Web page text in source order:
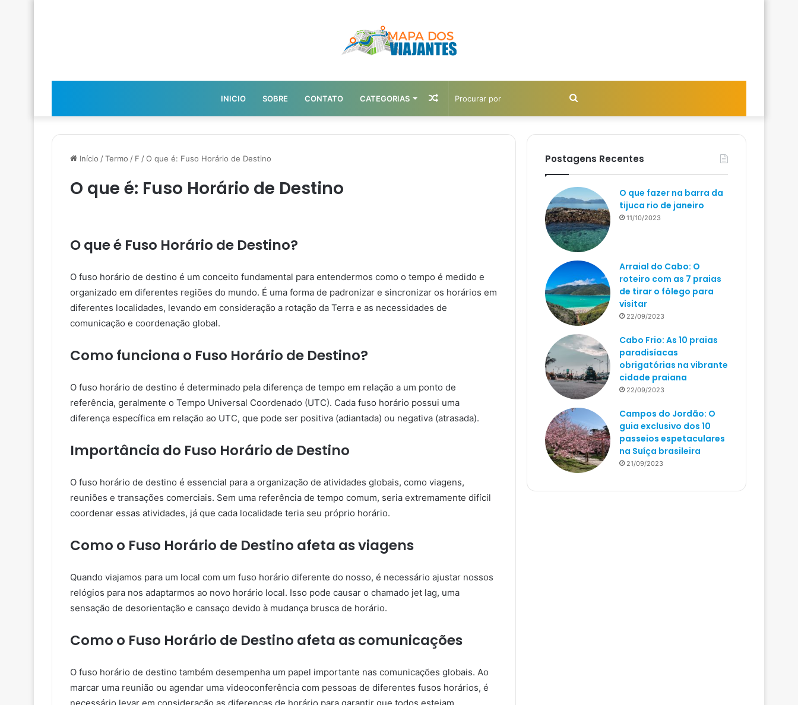
INICIO SOBRE CONTATO CATEGORIAS Procurar
por
Artigo
aleatório
Início /Termo / F /O que é: Fuso Horário de Destino
O que é: Fuso Horário de Destino
O que é Fuso Horário de Destino?
O fuso horário de destino é um conceito fundamental para entendermos como o tempo é medido e
organizado em diferentes regiões do mundo. É uma forma de padronizar e sincronizar os horários em
diferentes localidades, levando em consideração a rotação da Terra e as necessidades de
comunicação e coordenação global.
Como funciona o Fuso Horário de Destino?
O fuso horário de destino é determinado pela diferença de tempo em relação a um ponto de
referência, geralmente o Tempo Universal Coordenado (UTC). Cada fuso horário possui uma
diferença específica em relação ao UTC, que pode ser positiva (adiantada) ou negativa (atrasada).
Importância do Fuso Horário de Destino
O fuso horário de destino é essencial para a organização de atividades globais, como viagens,
reuniões e transações comerciais. Sem uma referência de tempo comum, seria extremamente difícil
coordenar essas atividades, já que cada localidade teria seu próprio horário.
Como o Fuso Horário de Destino afeta as viagens
Quando viajamos para um local com um fuso horário diferente do nosso, é necessário ajustar nossos
relógios para nos adaptarmos ao novo horário local. Isso pode causar o chamado jet lag, uma
sensação de desorientação e cansaço devido à mudança brusca de horário.
Como o Fuso Horário de Destino afeta as comunicações
O fuso horário de destino também desempenha um papel importante nas comunicações globais. Ao
marcar uma reunião ou agendar uma videoconferência com pessoas de diferentes fusos horários, é
Postagens Recentes
O que fazer na barra da
tijuca rio de janeiro
11/10/2023
Arraial do Cabo: O
roteiro com as 7 praias
de tirar o fôlego para
visitar
22/09/2023
Cabo Frio: As 10 praias
paradisíacas
obrigatórias na vibrante
cidade praiana
22/09/2023
Campos do Jordão: O
guia exclusivo dos 10
passeios espetaculares
na Suíça brasileira
21/09/2023